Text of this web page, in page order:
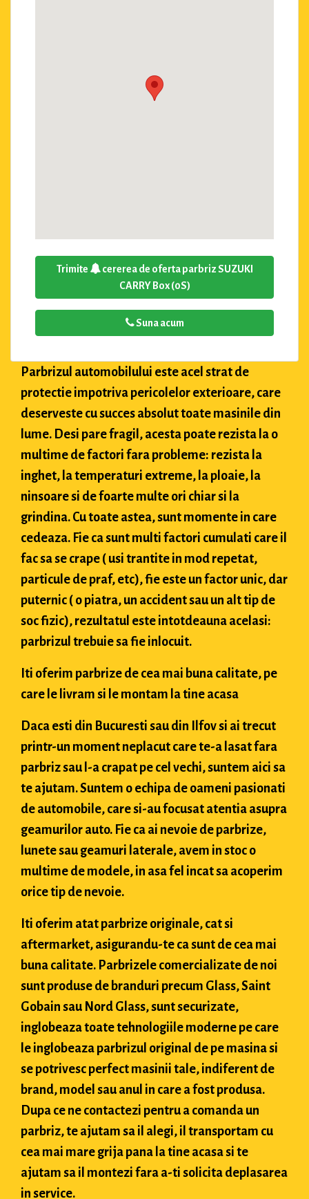
Trimite
cererea de oferta parbriz SUZUKI
CARRY Box (0S)
Suna acum
Parbrizul automobilului este acel strat de
protectie impotriva pericolelor exterioare, care
deserveste cu succes absolut toate masinile din
lume. Desi pare fragil, acesta poate rezista la o
multime de factori fara probleme: rezista la
inghet, la temperaturi extreme, la ploaie, la
ninsoare si de foarte multe ori chiar si la
grindina. Cu toate astea, sunt momente in care
cedeaza. Fie ca sunt multi factori cumulati care il
fac sa se crape ( usi trantite in mod repetat,
particule de praf, etc), fie este un factor unic, dar
puternic ( o piatra, un accident sau un alt tip de
soc fizic), rezultatul este intotdeauna acelasi:
parbrizul trebuie sa fie inlocuit.
Iti oferim parbrize de cea mai buna calitate, pe
care le livram si le montam la tine acasa
Daca esti din Bucuresti sau din Ilfov si ai trecut
printr-un moment neplacut care te-a lasat fara
parbriz sau l-a crapat pe cel vechi, suntem aici sa
te ajutam. Suntem o echipa de oameni pasionati
de automobile, care si-au focusat atentia asupra
geamurilor auto. Fie ca ai nevoie de parbrize,
lunete sau geamuri laterale, avem in stoc o
multime de modele, in asa fel incat sa acoperim
orice tip de nevoie.
Iti oferim atat parbrize originale, cat si
aftermarket, asigurandu-te ca sunt de cea mai
buna calitate. Parbrizele comercializate de noi
sunt produse de branduri precum Glass, Saint
Gobain sau Nord Glass, sunt securizate,
inglobeaza toate tehnologiile moderne pe care
le inglobeaza parbrizul original de pe masina si
se potrivesc perfect masinii tale, indiferent de
brand, model sau anul in care a fost produsa.
Dupa ce ne contactezi pentru a comanda un
parbriz, te ajutam sa il alegi, il transportam cu
cea mai mare grija pana la tine acasa si te
ajutam sa il montezi fara a-ti solicita deplasarea
in service.